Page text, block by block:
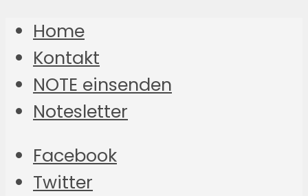
Home
Kontakt
NOTE einsenden
Notesletter
Facebook
Twitter